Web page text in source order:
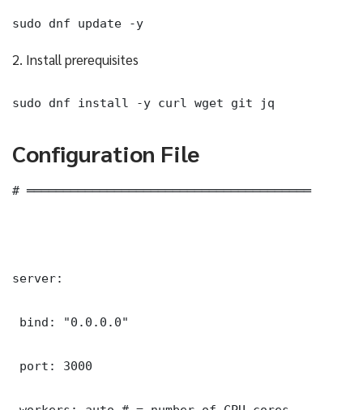
sudo dnf update -y
2. Install prerequisites
sudo dnf install -y curl wget git jq
Configuration File
# ═══════════════════════════════════════
server:
bind: "0.0.0.0"
port: 3000